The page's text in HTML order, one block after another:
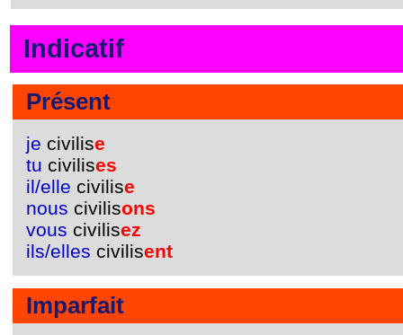
Indicatif
Présent
je civilise
tu civilises
il/elle civilise
nous civilisons
vous civilisez
ils/elles civilisent
Imparfait